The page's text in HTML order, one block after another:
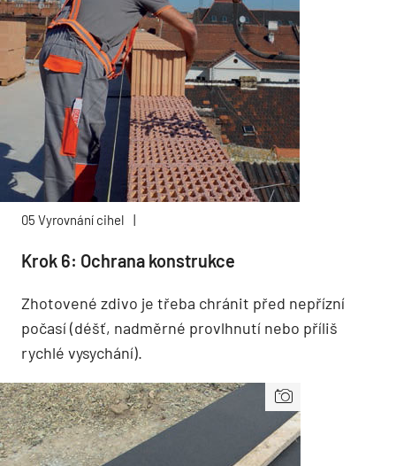
05 Vyrovnání cihel |
Krok 6: Ochrana konstrukce
Zhotovené zdivo je třeba chránit před nepřízní
počasí (déšť, nadměrné provlhnutí nebo příliš
rychlé vysychání).